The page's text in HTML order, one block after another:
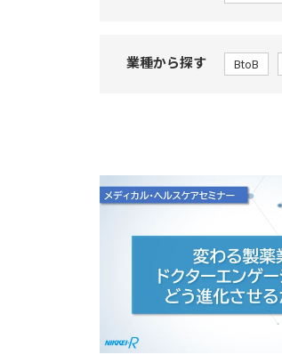
業種から探す BtoB